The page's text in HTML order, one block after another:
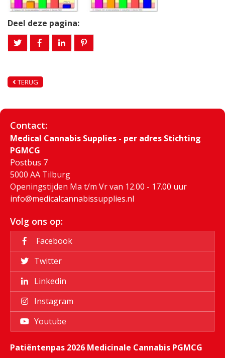
Deel deze pagina:
TERUG
Contact:
Medical Cannabis Supplies - per adres Stichting
PGMCG
Postbus 7
5000 AA Tilburg
Openingstijden Ma t/m Vr van 12.00 - 17.00 uur
info@medicalcannabissupplies.nl
Volg ons op:
Facebook
Twitter
Linkedin
Instagram
Youtube
Patiëntenpas 2026 Medicinale Cannabis PGMCG